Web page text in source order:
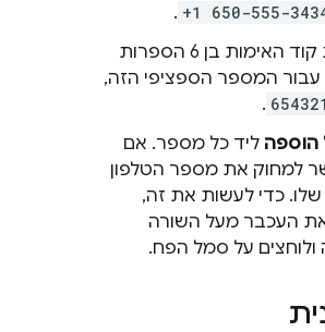
+1 650-555-
.
מזינים את קוד האימות בן 6 הספרות
המספר הספציפי הזה,
654321
.
הוספה ליד כל מספר. אם
למחוק את מספר הטלפון
כדי לעשות את זה,
העכבר מעל השורה
על סמל הפח.